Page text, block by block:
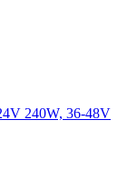
240W, 36-48V